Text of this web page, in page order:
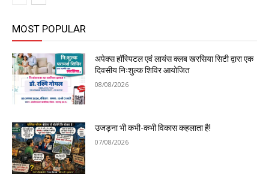
MOST POPULAR
अपेक्स हॉस्पिटल एवं लायंस क्लब खरसिया सिटी द्वारा एक
दिवसीय निःशुल्क शिविर आयोजित
08/08/2026
उजड़ना भी कभी-कभी विकास कहलाता है!
07/08/2026